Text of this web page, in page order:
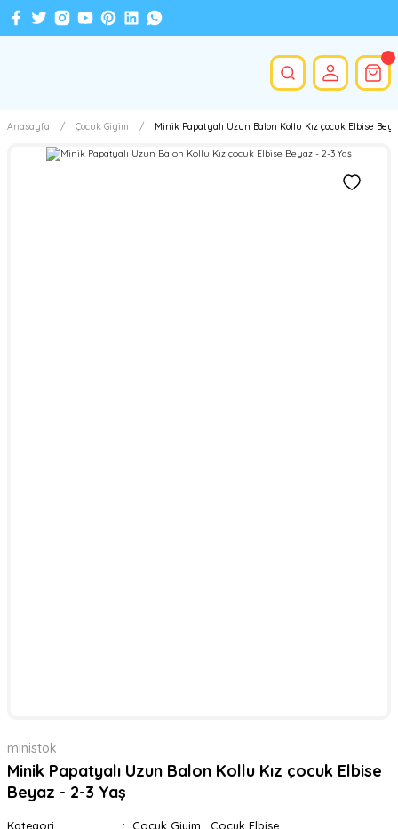
Anasayfa Çocuk Giyim Minik Papatyalı Uzun Balon Kollu Kız çocuk Elbise
ministok
Minik Papatyalı Uzun Balon Kollu Kız çocuk Elbise
Beyaz - 2-3 Yaş
Kategori Çocuk Giyim
Çocuk Elbise